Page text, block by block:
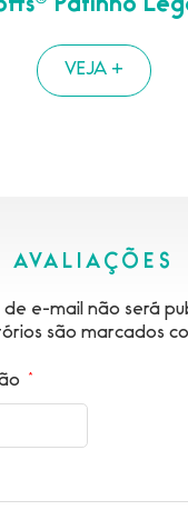
Patinho
VEJA +
AVALIAÇÕES
e-mail não será
são marcados
*